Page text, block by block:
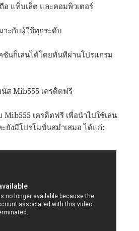
อ แท็บเล็ต และคอมพิวเตอร์
าะกับผู้ใช้ทุกระดับ
ชันก็เล่นได้โดยทันทีผ่านโปรแกรม
ส Mib555 เครดิตฟรี
Mib555 เครดิตฟรี เพื่อนำไปใช้เล่น
ยังมีโปรโมชั่นสม่ำเสมอ ได้แก่: